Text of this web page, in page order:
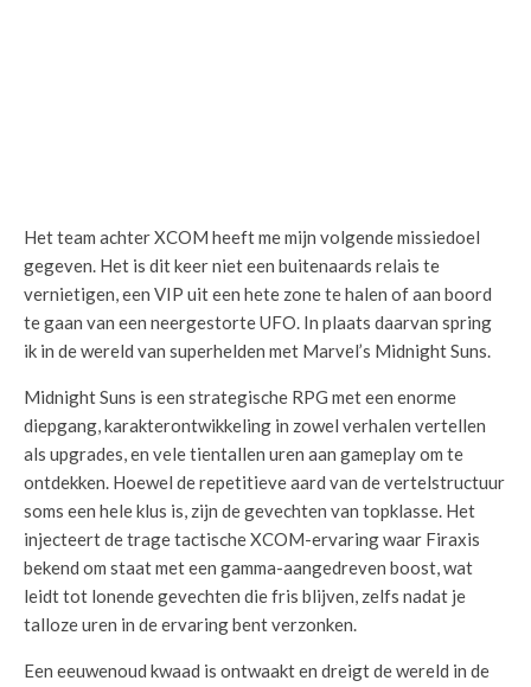
Het team achter XCOM heeft me mijn volgende missiedoel
gegeven. Het is dit keer niet een ​​buitenaards relais te
vernietigen, een VIP uit een hete zone te halen of aan boord
te gaan van een neergestorte UFO. In plaats daarvan spring
ik in de wereld van superhelden met Marvel’s Midnight Suns.
Midnight Suns is een strategische RPG met een enorme
diepgang, karakterontwikkeling in zowel verhalen vertellen
als upgrades, en vele tientallen uren aan gameplay om te
ontdekken. Hoewel de repetitieve aard van de vertelstructuur
soms een hele klus is, zijn de gevechten van topklasse. Het
injecteert de trage tactische XCOM-ervaring waar Firaxis
bekend om staat met een gamma-aangedreven boost, wat
leidt tot lonende gevechten die fris blijven, zelfs nadat je
talloze uren in de ervaring bent verzonken.
Een eeuwenoud kwaad is ontwaakt en dreigt de wereld in de